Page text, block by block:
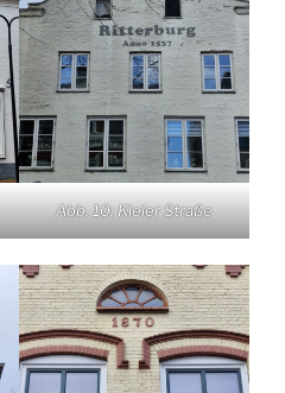
Abb. 10: Kieler Straße